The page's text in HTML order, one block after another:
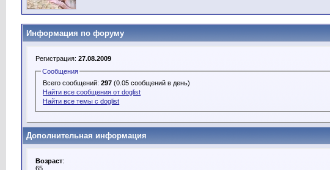
Информация по форуму
Регистрация: 27.08.2009
Сообщения
Всего сообщений:297 (0.05 сообщений в день)
Найти все сообщения от doglist
Найти все темы с doglist
Дополнительная информация
Возраст:
65